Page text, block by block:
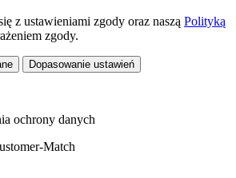
z ustawieniami zgody oraz naszą Polityką
zgody.
Dopasowanie ustawień
ochrony danych
Match